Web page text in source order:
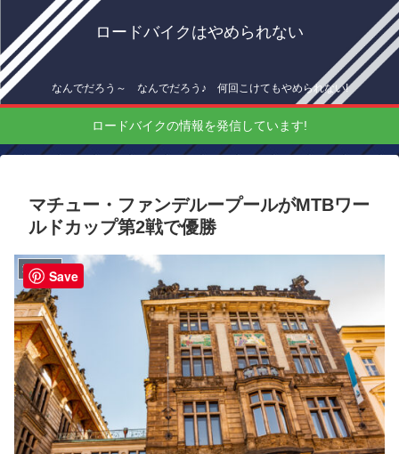
ロードバイクはやめられない
なんでだろう～ なんでだろう♪ 何回こけてもやめられない!
ロードバイクの情報を発信しています!
マチュー・ファンデループールがMTBワー
ルドカップ第2戦で優勝
海外情報Save